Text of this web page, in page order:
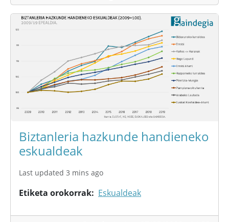
Biztanleria hazkunde handieneko
eskualdeak
Last updated 3 mins ago
Etiketa orokorrak Eskualdeak